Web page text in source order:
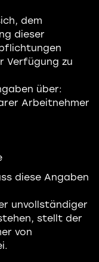
dem
dieser
Verfügung zu
über:
Arbeitnehmer
diese Angaben
unvollständiger
stellt der
von